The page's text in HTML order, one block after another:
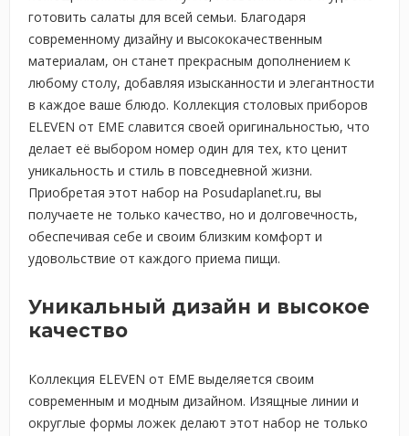
готовить салаты для всей семьи. Благодаря
современному дизайну и высококачественным
материалам, он станет прекрасным дополнением к
любому столу, добавляя изысканности и элегантности
в каждое ваше блюдо. Коллекция столовых приборов
ELEVEN от EME славится своей оригинальностью, что
делает её выбором номер один для тех, кто ценит
уникальность и стиль в повседневной жизни.
Приобретая этот набор на Posudaplanet.ru, вы
получаете не только качество, но и долговечность,
обеспечивая себе и своим близким комфорт и
удовольствие от каждого приема пищи.
Уникальный дизайн и высокое
качество
Коллекция ELEVEN от EME выделяется своим
современным и модным дизайном. Изящные линии и
округлые формы ложек делают этот набор не только